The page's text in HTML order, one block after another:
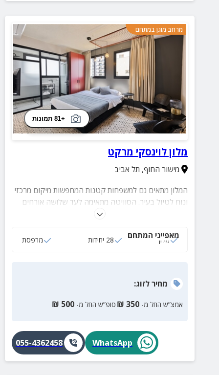
מרחב מוגן במתחם
+81 תמונות
מלון לוינסקי מרקט
מישור החוף, תל אביב
המלון מתאים גם למשפחות קטנות המחפשות מיקום מרכזי
ונוח לטיול בעיר. הסוויטה מתאימה לעד שלושה אורחים
ומציעה מטבחון מאובזר, פינת ישיבה ומרחב נעים לשהייה
העצמאית מאפשרת גמישות מלאה לאורך החופשה. כל
מאפייני המתחם
מלון 28 יחידות מרפסת
מחירלזוג:
אמצ”ש החל מ- 350
₪ סופ”ש החל מ- 500
₪
WhatsApp
055-4362458